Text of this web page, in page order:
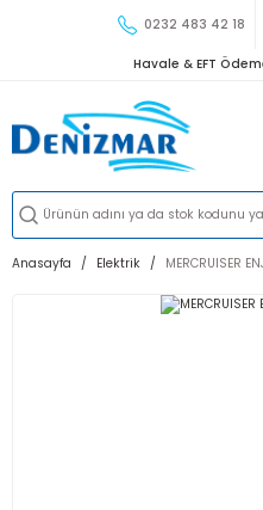
0232 483 42 18
Havale & EFT
Anasayfa Elektrik MERCRUISER